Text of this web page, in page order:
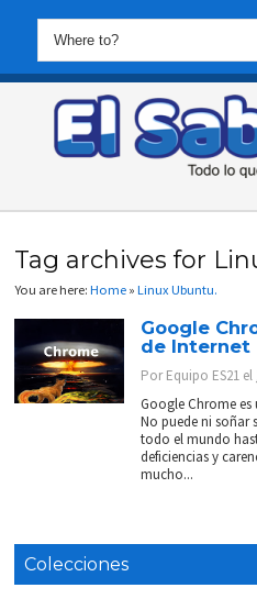
Tag archives for
You are here:Home »Linux Ubuntu.
Google
de Internet
PorEquipo ES21 el
Google Chrome
No puede ni soñar
todo el mundo
deficiencias y
mucho...
Colecciones